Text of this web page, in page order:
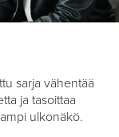
sarja vähentää
ja tasoittaa
ulkonäkö.